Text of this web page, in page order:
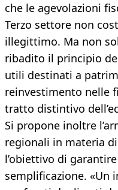
che le agevolazioni
Terzo settore non
illegittimo. Ma non
ribadito il principio
utili destinati a
reinvestimento nelle
tratto distintivo
Si propone inoltre
regionali in materia
l’obiettivo di
semplificazione. «Un